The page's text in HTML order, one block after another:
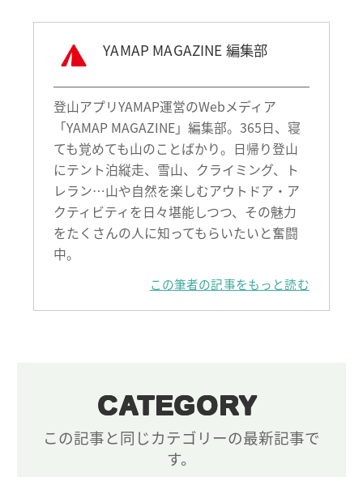
YAMAP MAGAZINE 編集部
登山アプリYAMAP運営のWebメディア
「YAMAP MAGAZINE」編集部。365日、寝
ても覚めても山のことばかり。日帰り登山
にテント泊縦走、雪山、クライミング、ト
レラン…山や自然を楽しむアウトドア・ア
クティビティを日々堪能しつつ、その魅力
をたくさんの人に知ってもらいたいと奮闘
中。
この筆者の記事をもっと読む
CATEGORY
この記事と同じカテゴリーの最新記事で
す。